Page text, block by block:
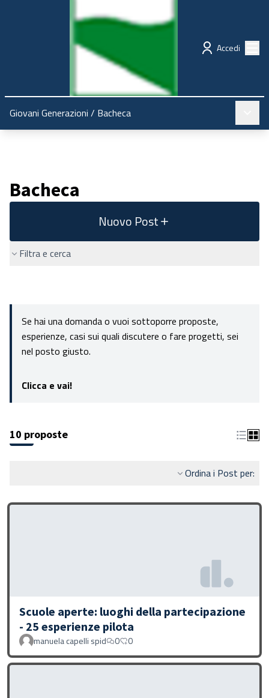
Regione Emilia-Romagna Partecipazione
Accedi
Giovani Generazioni / Bacheca
Bacheca
Nuovo Post
Filtra e cerca
Se hai una domanda o vuoi sottoporre proposte,
esperienze, casi sui quali discutere o fare progetti, sei
nel posto giusto.
Clicca e vai!
10 proposte
Ordina i Post per:
Scuole aperte: luoghi della partecipazione
- 25 esperienze pilota
manuela capelli spid 0 0